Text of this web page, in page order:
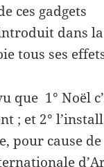
ces gadgets
dans la
tous ses
que 1° Noël
; et 2°
pour cause de